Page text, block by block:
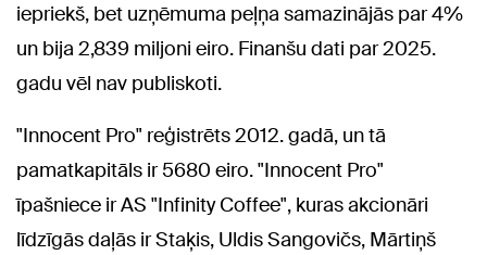
iepriekš, bet uzņēmuma peļņa samazinājās par 4%
un bija 2,839 miljoni eiro. Finanšu dati par 2025.
gadu vēl nav publiskoti.
"Innocent Pro" reģistrēts 2012. gadā, un tā
pamatkapitāls ir 5680 eiro. "Innocent Pro"
īpašniece ir AS "Infinity Coffee", kuras akcionāri
līdzīgās daļās ir Staķis, Uldis Sangovičs, Mārtiņš